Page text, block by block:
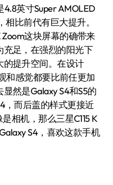
4.8英寸Super AMOLED
比前代有巨大提升。
Zoom这块屏幕的确带来
充足，在强烈的阳光下
提升空间。在设计
和感觉都要比前任更加
然是Galaxy S4和S5的
，而后盖的样式更接近
相机，那么三星C115 K
S4，喜欢这款手机